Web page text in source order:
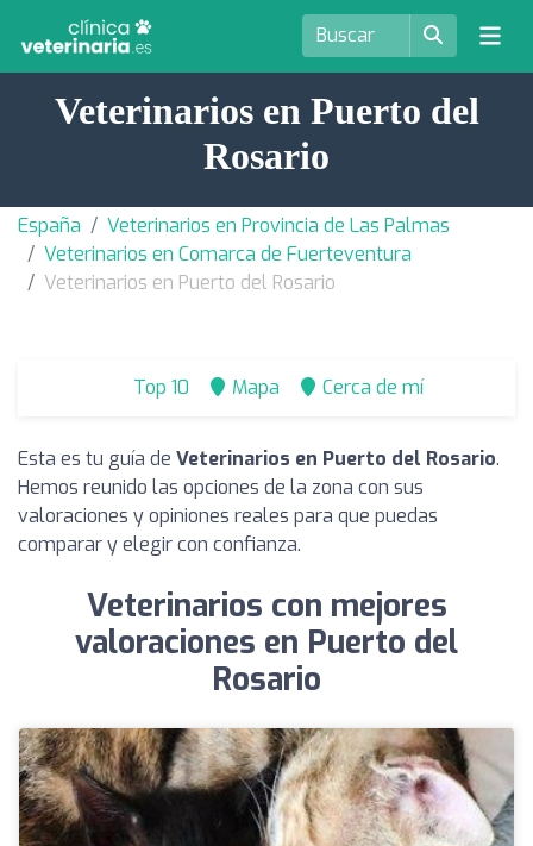
Veterinarios en Puerto del
Rosario
España
Veterinarios en Provincia de Las Palmas
Veterinarios en Comarca de Fuerteventura
Veterinarios en Puerto del Rosario
Top 10 Mapa Cerca de mí
Esta es tu guía de Veterinarios en Puerto del Rosario.
Hemos reunido las opciones de la zona con sus
valoraciones y opiniones reales para que puedas
comparar y elegir con confianza.
Veterinarios con mejores
valoraciones en Puerto del
Rosario